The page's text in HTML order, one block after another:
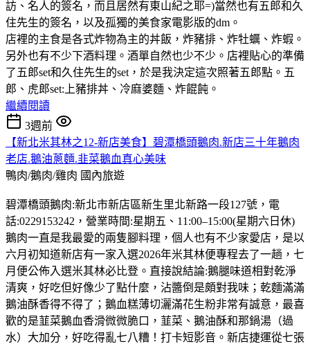
訪、名人的簽名，而且居然有東山紀之耶=)當然也有五郎和久
住先生的簽名，以及孤獨的美食家電影版的dm。
店裡的主食是各式炸物為主的丼飯，炸豬排、炸牡蠣、炸蝦。
另外也有不少下酒料理。酒單自然也少不少。店裡貼心的準備
了五郎set和久住先生的set，於是我決定這次照著五郎點。五
郎、虎郎set:上豬排丼、冷麻婆麵、炸餛飩。
繼續閱讀
3週前
【新北米其林之12-新店美食】碧潭橋頭鵝肉.新店三十年鵝肉
老店.鵝油蔥麵.韭菜鵝血真心美味
鴨肉/鵝肉/雞肉 國內旅遊
碧潭橋頭鵝肉:新北市新店區新生里北新路一段127號，電
話:0229153242，營業時間:星期五、11:00–15:00(星期六日休)
鵝肉一直是我最愛的兩隻腳料理，個人也有不少家愛店，是以
六月初知道新店有一家入選2026年米其林便專程去了一趟，七
月便公佈入選米其林必比登。直接說結論:鵝腿味道相對乾淨
清爽，好吃但好像少了點什麼，沾醬倒是頗對我味；乾麵滿滿
鵝油酥香得不得了；鵝血糕薄切灑滿花生粉非常有誠意，最喜
歡的是韮菜鵝血香滑微微脆口，韮菜、鵝油酥和那鍋湯（過
水）大加分，好吃得亂七八糟！打卡短影音。新店捷運從七張